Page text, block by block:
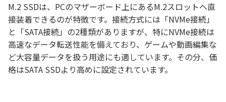
M.2 SSDは、PCのマザーボード上にあるM.2スロットへ直
接装着できるのが特徴です。接続方式には「NVMe接続」
と「SATA接続」の2種類がありますが、特にNVMe接続は
高速なデータ転送性能を備えており、ゲームや動画編集な
ど大容量データを扱う用途にも適しています。その分、価
格はSATA SSDより高めに設定されています。